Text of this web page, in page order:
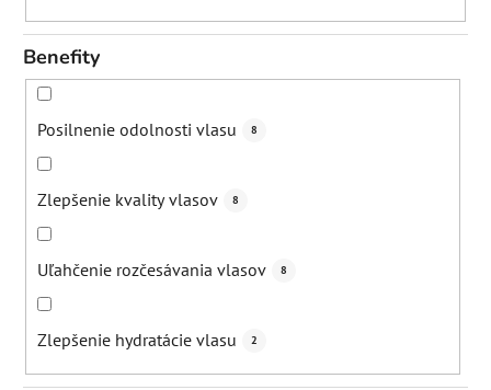
Benefity
Posilnenie odolnosti vlasu 8
Zlepšenie kvality vlasov 8
Uľahčenie rozčesávania vlasov 8
Zlepšenie hydratácie vlasu 2